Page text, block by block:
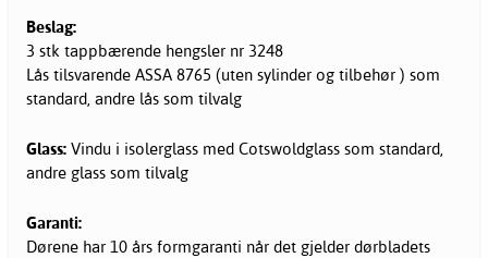
Beslag:
3 stk tappbærende hengsler nr 3248
Lås tilsvarende ASSA 8765 (uten sylinder og tilbehør ) som
standard, andre lås som tilvalg
Glass: Vindu i isolerglass med Cotswoldglass som standard,
andre glass som tilvalg
Garanti:
Dørene har 10 års formgaranti når det gjelder dørbladets